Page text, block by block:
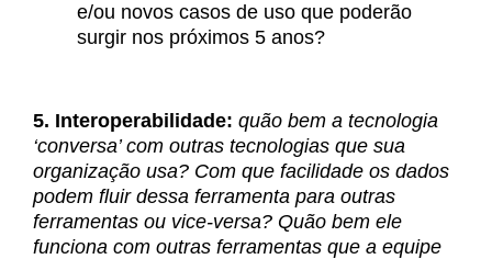
e/ou novos casos de uso que poderão
surgir nos próximos 5 anos?
5. Interoperabilidade: quão bem a tecnologia
‘conversa’ com outras tecnologias que sua
organização usa? Com que facilidade os dados
podem fluir dessa ferramenta para outras
ferramentas ou vice-versa? Quão bem ele
funciona com outras ferramentas que a equipe